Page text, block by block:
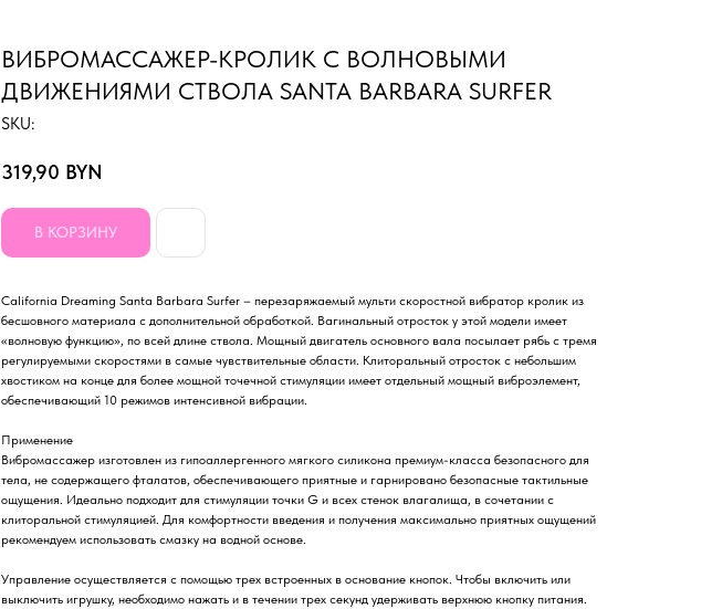
ВИБРОМАССАЖЕР-КРОЛИК С ВОЛНОВЫМИ
ДВИЖЕНИЯМИ СТВОЛА SANTA BARBARA SURFER
SKU:
319,90 BYN
В КОРЗИНУ
California Dreaming Santa Barbara Surfer – перезаряжаемый мульти скоростной вибратор кролик из
бесшовного материала с дополнительной обработкой. Вагинальный отросток у этой модели имеет
«волновую функцию», по всей длине ствола. Мощный двигатель основного вала посылает рябь с тремя
регулируемыми скоростями в самые чувствительные области. Клиторальный отросток с небольшим
хвостиком на конце для более мощной точечной стимуляции имеет отдельный мощный виброэлемент,
обеспечивающий 10 режимов интенсивной вибрации.
Применение
Вибромассажер изготовлен из гипоаллергенного мягкого силикона премиум-класса безопасного для
тела, не содержащего фталатов, обеспечивающего приятные и гарнировано безопасные тактильные
ощущения. Идеально подходит для стимуляции точки G и всех стенок влагалища, в сочетании с
клиторальной стимуляцией. Для комфортности введения и получения максимально приятных ощущений
рекомендуем использовать смазку на водной основе.
Управление осуществляется с помощью трех встроенных в основание кнопок. Чтобы включить или
выключить игрушку, необходимо нажать и в течении трех секунд удерживать верхнюю кнопку питания.